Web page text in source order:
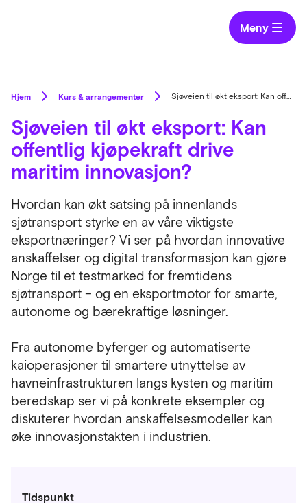
Meny
Hjem Kurs & arrangementer Sjøveien til økt eksport: Kan offentlig kjøpekraft drive maritim innovasjon?
Sjøveien til økt eksport: Kan
offentlig kjøpekraft drive
maritim innovasjon?
Hvordan kan økt satsing på innenlands
sjøtransport styrke en av våre viktigste
eksportnæringer? Vi ser på hvordan innovative
anskaffelser og digital transformasjon kan gjøre
Norge til et testmarked for fremtidens
sjøtransport – og en eksportmotor for smarte,
autonome og bærekraftige løsninger.
Fra autonome byferger og automatiserte
kaioperasjoner til smartere utnyttelse av
havneinfrastrukturen langs kysten og maritim
beredskap ser vi på konkrete eksempler og
diskuterer hvordan anskaffelsesmodeller kan
øke innovasjonstakten i industrien.
Tidspunkt